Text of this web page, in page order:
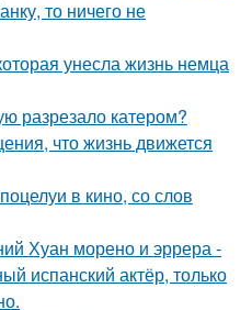
то ничего не
унесла жизнь немца
разрезало катером?
что жизнь движется
в кино, со слов
Хуан морено и эррера -
испанский актёр, только